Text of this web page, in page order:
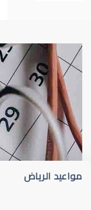
عيون الاطفال
مواعيد الرياض